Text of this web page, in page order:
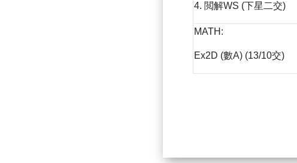
4. 閲解WS (下星二交)
MATH:
Ex2D (數A) (13/10交)